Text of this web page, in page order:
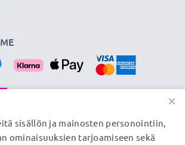
×
sisällön ja mainosten personointiin,
ominaisuuksien tarjoamiseen sekä